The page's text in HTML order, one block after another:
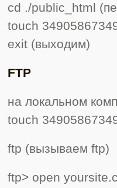
cd ./public_html
touch
exit (выходим)
FTP
на локальном
touch
ftp (вызываем ftp)
ftp> open